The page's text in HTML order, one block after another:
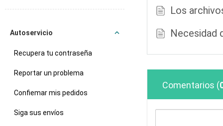
Los
Necesidad
Comentarios (
Autoservicio
Recupera tu contraseña
Reportar un problema
Confiemar mis pedidos
Siga sus envíos